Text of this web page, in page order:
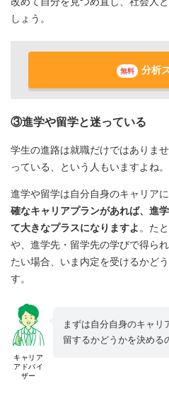
しょう。
無料 分析
③進学や留学と迷っている
学生の進路は就職だけではありま
っている、という人もいますよね。
進学や留学は自分自身のキャリア
確なキャリアプランがあれば、進
て大きなプラスになりますよ 。た
や、進学先・留学先の学びで得ら
たい場合、いま内定を受けるかど
す。
キャリア
アドバイ
ザー
まずは自分自身のキャリ
留するかどうかを決める